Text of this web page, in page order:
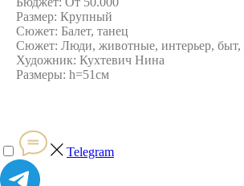
Размер: Крупный
Сюжет: Балет, танец
Сюжет: Люди, животные, интерьер, быт,
Художник: Кухтевич Нина
Размеры: h=51см
Telegram